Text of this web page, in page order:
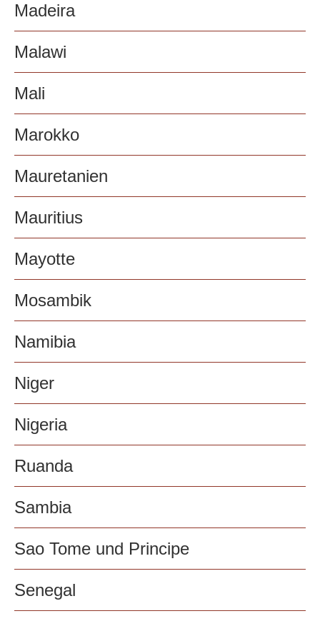
Madeira
Malawi
Mali
Marokko
Mauretanien
Mauritius
Mayotte
Mosambik
Namibia
Niger
Nigeria
Ruanda
Sambia
Sao Tome und Principe
Senegal